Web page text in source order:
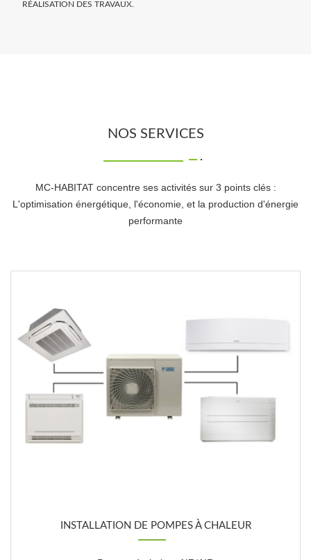
RÉALISATION DES TRAVAUX.
NOS SERVICES
MC-HABITAT concentre ses activités sur 3 points clés :
L'optimisation énergétique, l'économie, et la production d'énergie
performante
INSTALLATION DE POMPES À CHALEUR